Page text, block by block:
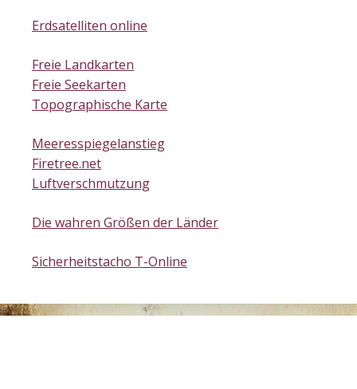
Erdsatelliten online
Freie Landkarten
Freie Seekarten
Topographische Karte
Meeresspiegelanstieg
Firetree.net
Luftverschmutzung
Die wahren Größen der Länder
Sicherheitstacho T-Online